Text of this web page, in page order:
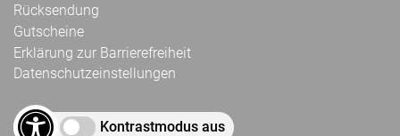
Rücksendung
Gutscheine
Erklärung zur Barrierefreiheit
Datenschutzeinstellungen
Kontrastmodus aus